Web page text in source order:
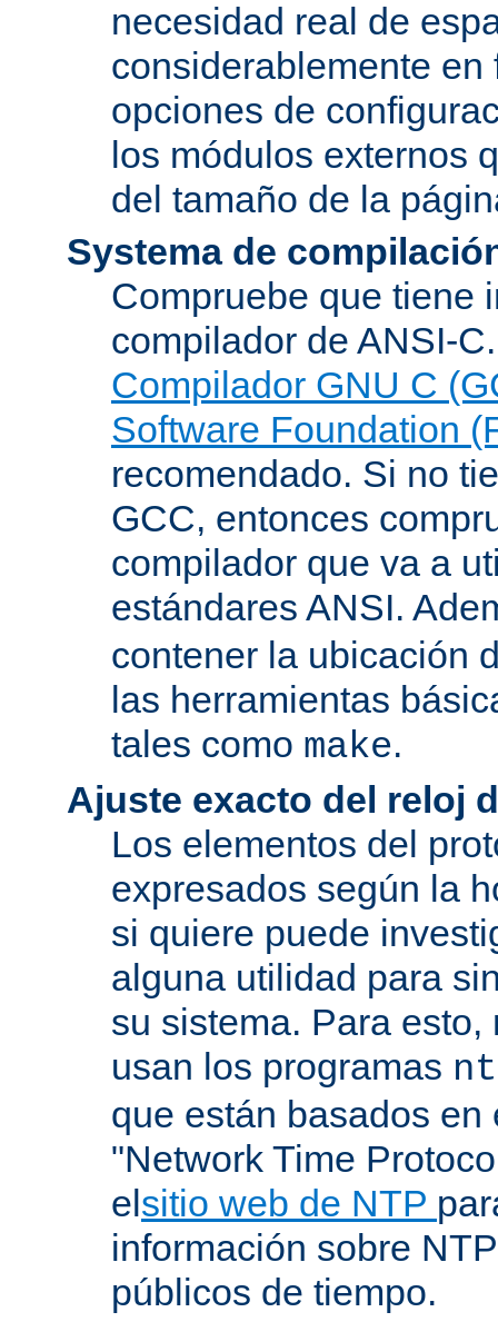
necesidad real de
considerablemente en
opciones de
los módulos externos
del tamaño de la
Systema de
Compruebe que tiene
compilador de ANSI-
Compilador GNU C
Software Foundation
recomendado. Si no
GCC, entonces
compilador que va a
estándares ANSI.
contener la ubicación
las herramientas
tales como make.
Ajuste exacto del reloj
Los elementos del
expresados según la
si quiere puede
alguna utilidad para
su sistema. Para esto,
usan los programas
que están basados en
"Network Time
elsitio web de NTP
información sobre
públicos de tiempo.